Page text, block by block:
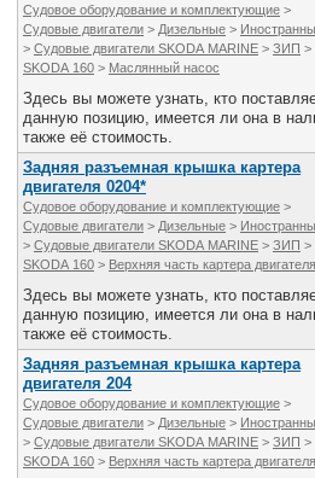
Судовое оборудование и комплектующие >
Судовые двигатели > Дизельные >
> Судовые двигатели SKODA MARINE > ЗИП >
SKODA 160 > Маслянный насос
Здесь вы можете узнать, кто
данную позицию, имеется ли она в
также её стоимость.
Задняя разъемная крышка картера
двигателя 0204*
Судовое оборудование и комплектующие >
Судовые двигатели > Дизельные >
> Судовые двигатели SKODA MARINE > ЗИП >
SKODA 160 > Верхняя часть картера двигателя
Здесь вы можете узнать, кто
данную позицию, имеется ли она в
также её стоимость.
Задняя разъемная крышка картера
двигателя 204
Судовое оборудование и комплектующие >
Судовые двигатели > Дизельные >
> Судовые двигатели SKODA MARINE > ЗИП >
SKODA 160 > Верхняя часть картера двигателя